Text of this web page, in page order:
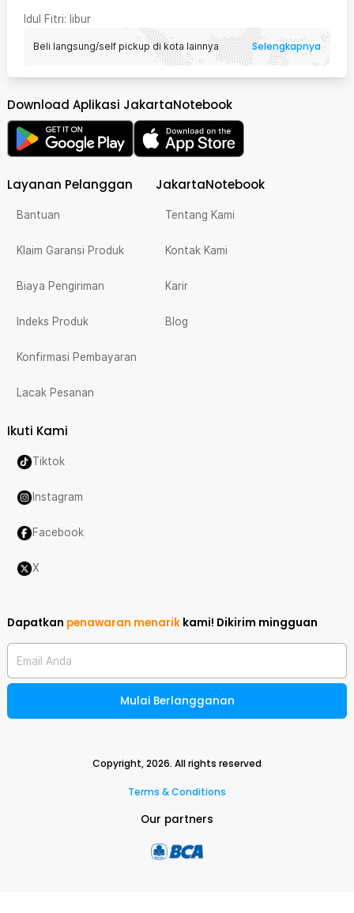
Idul Fitri: libur
Beli langsung/self pickup di kota lainnya Selengkapnya
Download Aplikasi JakartaNotebook
Layanan Pelanggan
Bantuan
Klaim Garansi Produk
Biaya Pengiriman
Indeks Produk
Konfirmasi Pembayaran
Lacak Pesanan
JakartaNotebook
Tentang Kami
Kontak Kami
Karir
Blog
Ikuti Kami
Tiktok
Instagram
Facebook
X
Dapatkan penawaran menarik kami! Dikirim mingguan
Email Anda
Mulai Berlangganan
Copyright,2026. All rights reserved
Terms & Conditions
Our partners